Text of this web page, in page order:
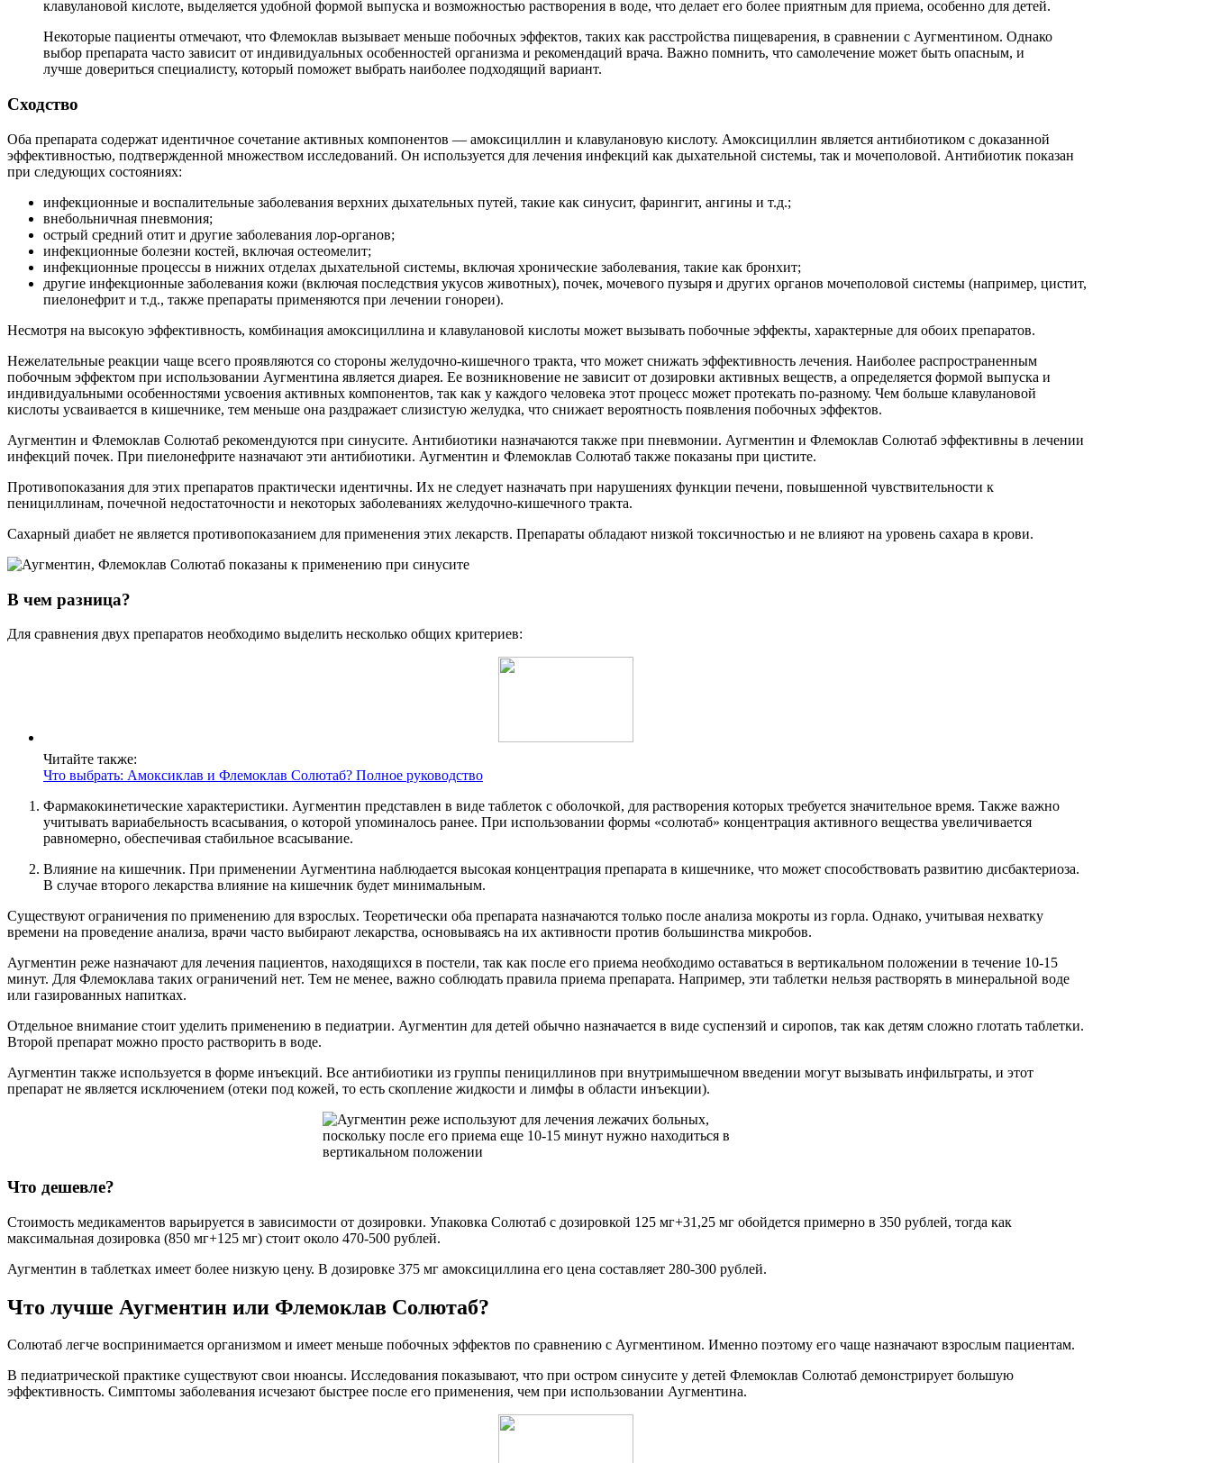
клавулановой кислоте, выделяется удобной формой выпуска и возможностью растворения в воде, что делает его более приятным для приема, особенно для детей.
Некоторые пациенты отмечают, что Флемоклав вызывает меньше побочных эффектов, таких как расстройства пищеварения, в сравнении с Аугментином. Однако
выбор препарата часто зависит от индивидуальных особенностей организма и рекомендаций врача. Важно помнить, что самолечение может быть опасным, и
лучше довериться специалисту, который поможет выбрать наиболее подходящий вариант.
Сходство
Оба препарата содержат идентичное сочетание активных компонентов — амоксициллин и клавулановую кислоту. Амоксициллин является антибиотиком с доказанной
эффективностью, подтвержденной множеством исследований. Он используется для лечения инфекций как дыхательной системы, так и мочеполовой. Антибиотик показан
при следующих состояниях:
инфекционные и воспалительные заболевания верхних дыхательных путей, такие как синусит, фарингит, ангины и т.д.;
внебольничная пневмония;
острый средний отит и другие заболевания лор-органов;
инфекционные болезни костей, включая остеомелит;
инфекционные процессы в нижних отделах дыхательной системы, включая хронические заболевания, такие как бронхит;
другие инфекционные заболевания кожи (включая последствия укусов животных), почек, мочевого пузыря и других органов мочеполовой системы (например, цистит,
пиелонефрит и т.д., также препараты применяются при лечении гонореи).
Несмотря на высокую эффективность, комбинация амоксициллина и клавулановой кислоты может вызывать побочные эффекты, характерные для обоих препаратов.
Нежелательные реакции чаще всего проявляются со стороны желудочно-кишечного тракта, что может снижать эффективность лечения. Наиболее распространенным
побочным эффектом при использовании Аугментина является диарея. Ее возникновение не зависит от дозировки активных веществ, а определяется формой выпуска и
индивидуальными особенностями усвоения активных компонентов, так как у каждого человека этот процесс может протекать по-разному. Чем больше клавулановой
кислоты усваивается в кишечнике, тем меньше она раздражает слизистую желудка, что снижает вероятность появления побочных эффектов.
Аугментин и Флемоклав Солютаб рекомендуются при синусите. Антибиотики назначаются также при пневмонии. Аугментин и Флемоклав Солютаб эффективны в лечении
инфекций почек. При пиелонефрите назначают эти антибиотики. Аугментин и Флемоклав Солютаб также показаны при цистите.
Противопоказания для этих препаратов практически идентичны. Их не следует назначать при нарушениях функции печени, повышенной чувствительности к
пенициллинам, почечной недостаточности и некоторых заболеваниях желудочно-кишечного тракта.
Сахарный диабет не является противопоказанием для применения этих лекарств. Препараты обладают низкой токсичностью и не влияют на уровень сахара в крови.
В чем разница?
Для сравнения двух препаратов необходимо выделить несколько общих критериев:
Читайте также:
Что выбрать: Амоксиклав и Флемоклав Солютаб? Полное руководство
Фармакокинетические характеристики. Аугментин представлен в виде таблеток с оболочкой, для растворения которых требуется значительное время. Также важно
учитывать вариабельность всасывания, о которой упоминалось ранее. При использовании формы «солютаб» концентрация активного вещества увеличивается
равномерно, обеспечивая стабильное всасывание.
Влияние на кишечник. При применении Аугментина наблюдается высокая концентрация препарата в кишечнике, что может способствовать развитию дисбактериоза.
В случае второго лекарства влияние на кишечник будет минимальным.
Существуют ограничения по применению для взрослых. Теоретически оба препарата назначаются только после анализа мокроты из горла. Однако, учитывая нехватку
времени на проведение анализа, врачи часто выбирают лекарства, основываясь на их активности против большинства микробов.
Аугментин реже назначают для лечения пациентов, находящихся в постели, так как после его приема необходимо оставаться в вертикальном положении в течение 10-15
минут. Для Флемоклава таких ограничений нет. Тем не менее, важно соблюдать правила приема препарата. Например, эти таблетки нельзя растворять в минеральной воде
или газированных напитках.
Отдельное внимание стоит уделить применению в педиатрии. Аугментин для детей обычно назначается в виде суспензий и сиропов, так как детям сложно глотать таблетки.
Второй препарат можно просто растворить в воде.
Аугментин также используется в форме инъекций. Все антибиотики из группы пенициллинов при внутримышечном введении могут вызывать инфильтраты, и этот
препарат не является исключением (отеки под кожей, то есть скопление жидкости и лимфы в области инъекции).
Что дешевле?
Стоимость медикаментов варьируется в зависимости от дозировки. Упаковка Солютаб с дозировкой 125 мг+31,25 мг обойдется примерно в 350 рублей, тогда как
максимальная дозировка (850 мг+125 мг) стоит около 470-500 рублей.
Аугментин в таблетках имеет более низкую цену. В дозировке 375 мг амоксициллина его цена составляет 280-300 рублей.
Что лучше Аугментин или Флемоклав Солютаб?
Солютаб легче воспринимается организмом и имеет меньше побочных эффектов по сравнению с Аугментином. Именно поэтому его чаще назначают взрослым пациентам.
В педиатрической практике существуют свои нюансы. Исследования показывают, что при остром синусите у детей Флемоклав Солютаб демонстрирует большую
эффективность. Симптомы заболевания исчезают быстрее после его применения, чем при использовании Аугментина.